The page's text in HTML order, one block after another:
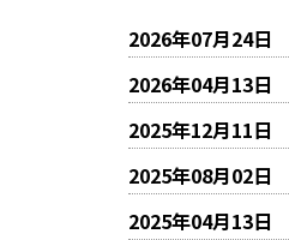
2026年07月24日
2026年04月13日
2025年12月11日
2025年08月02日
2025年04月13日